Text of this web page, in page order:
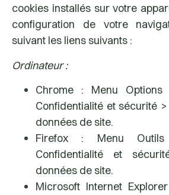
cookies installés sur votre
configuration de votre
suivant les liens suivants :
Ordinateur :
Chrome : Menu
Confidentialité et sécurité
données de site.
Firefox : Menu
Confidentialité et
données de site.
Microsoft Internet